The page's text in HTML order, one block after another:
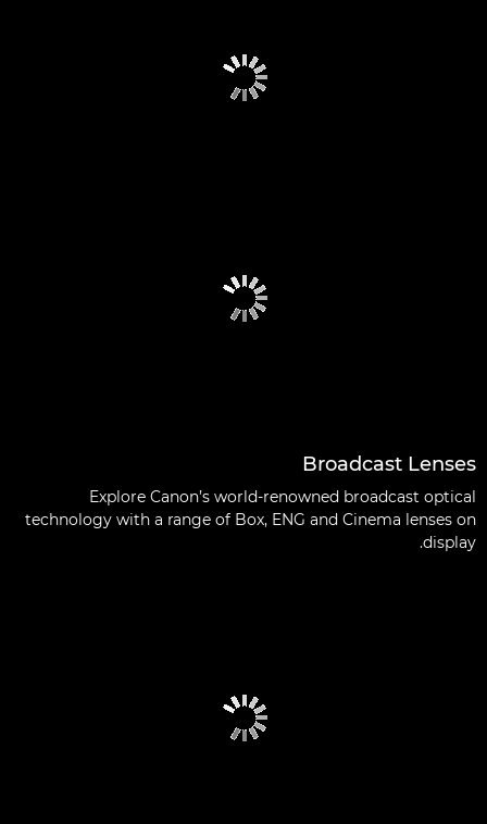
Broadcast Lenses
Explore Canon’s world-renowned broadcast optical
technology with a range of Box, ENG and Cinema lenses on
display.